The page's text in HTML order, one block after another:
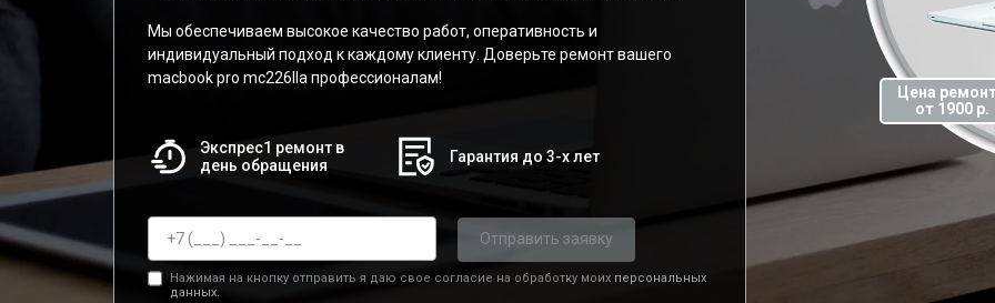
Мы обеспечиваем высокое качество работ, оперативность и
индивидуальный подход к каждому клиенту. Доверьте ремонт вашего
macbook pro mc226lla профессионалам!
Экспрес1 ремонт в
день обращения
Гарантия до 3-х лет
Отправить заявку
Нажимая на кнопку отправить я даю свое согласие на обработку моих персональных
данных.
Цена
от 1900 р.